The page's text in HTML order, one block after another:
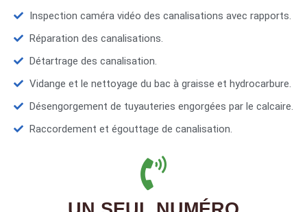
Inspection caméra vidéo des canalisations avec rapports.
Réparation des canalisations.
Détartrage des canalisation.
Vidange et le nettoyage du bac à graisse et hydrocarbure.
Désengorgement de tuyauteries engorgées par le calcaire.
Raccordement et égouttage de canalisation.